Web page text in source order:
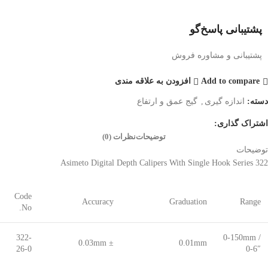
پشتیبانی پاسخ‌گو
پشتیبانی و مشاوره فروش
Add to compare افزودن به علاقه مندی
دسته: اندازه گیری گیج عمق و ارتفاع
اشتراک گذاری:
توضیحاتنظرات (0)
توضیحات
Asimeto Digital Depth Calipers With Single Hook Series 322
Range
Graduation
Accuracy
Code
No.
0-150mm /
0-6″
0.01mm
± 0.03mm
322-
26-0